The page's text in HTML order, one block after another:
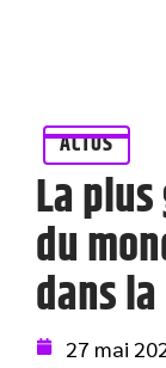
ACTUS
La
du
dans
27 mai